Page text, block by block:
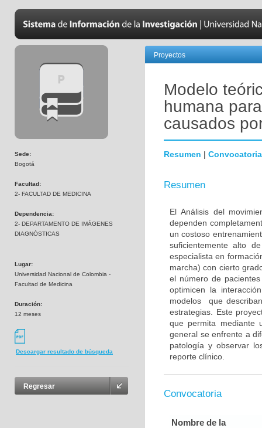
Sede:
Bogotá
Facultad:
2- FACULTAD DE MEDICINA
Dependencia:
2- DEPARTAMENTO DE IMÁGENES
DIAGNÓSTICAS
Lugar:
Universidad Nacional de Colombia -
Facultad de Medicina
Duración:
12 meses
Descargar resultado de búsqueda
Regresar
Proyectos
Modelo
humana
causados
Resumen | Convocatoria
Resumen
El Análisis del
dependen
un costoso
suficientemente alto
especialista en
marcha) con cierto
el número de
optimicen la
modelos que
estrategias. Este
que permita mediante
general se enfrente a
patología y observar
reporte clínico.
Convocatoria
Nombre de la